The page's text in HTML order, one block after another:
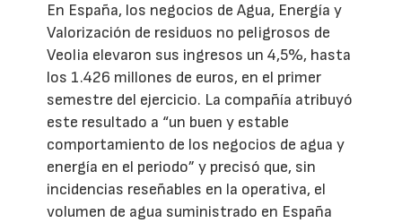
En España, los negocios de Agua, Energía y
Valorización de residuos no peligrosos de
Veolia elevaron sus ingresos un 4,5%, hasta
los 1.426 millones de euros, en el primer
semestre del ejercicio. La compañía atribuyó
este resultado a “un buen y estable
comportamiento de los negocios de agua y
energía en el periodo” y precisó que, sin
incidencias reseñables en la operativa, el
volumen de agua suministrado en España